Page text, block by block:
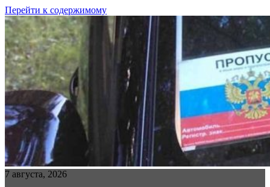
Перейти к содержимому
7 августа, 2026